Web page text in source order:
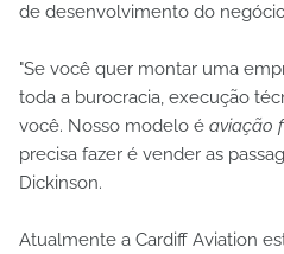
de desenvolvimento do
"Se você quer montar uma
toda a burocracia, execução
você. Nosso modelo é aviação
precisa fazer é vender as
Dickinson.
Atualmente a Cardiff Aviation